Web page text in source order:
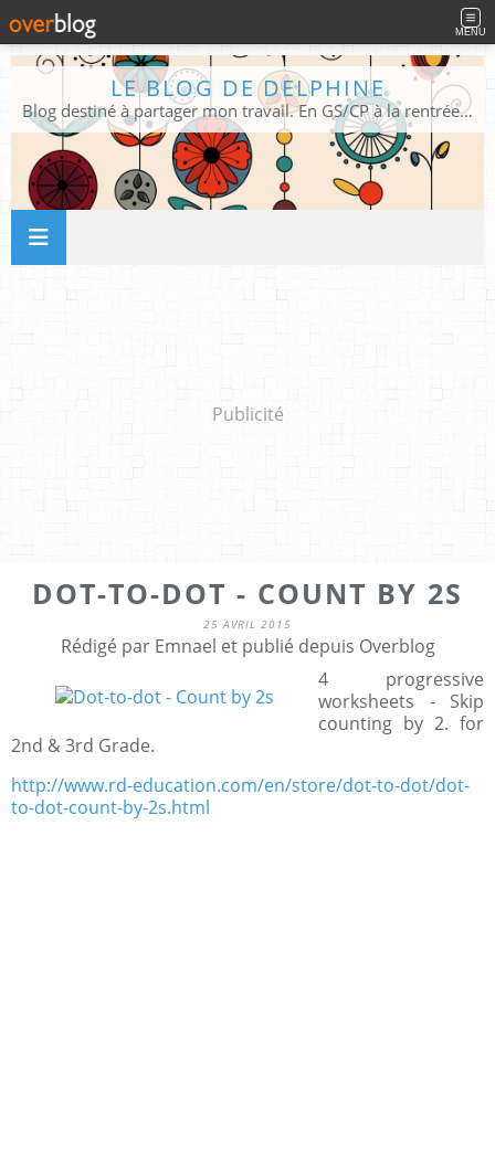
MENU
LE BLOG DE DELPHINE
Blog destiné à partager mon travail. En GS/CP à la rentrée 2026/2027 !
Publicité
DOT-TO-DOT - COUNT BY 2S
25 AVRIL 2015
Rédigé par Emnael et publié depuis Overblog
4 progressive
worksheets - Skip
counting by 2. for
2nd & 3rd Grade.
http://www.rd-education.com/en/store/dot-to-dot/dot-
to-dot-count-by-2s.html